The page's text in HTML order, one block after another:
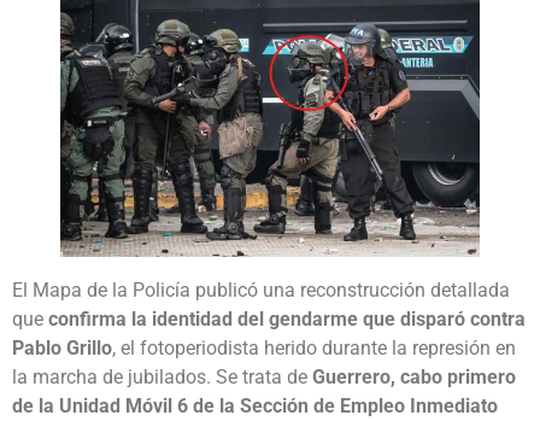
El Mapa de la Policía publicó una reconstrucción detallada
que confirma la identidad del gendarme que disparó contra
Pablo Grillo, el fotoperiodista herido durante la represión en
la marcha de jubilados. Se trata de Guerrero, cabo primero
de la Unidad Móvil 6 de la Sección de Empleo Inmediato